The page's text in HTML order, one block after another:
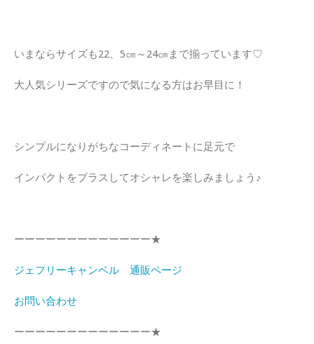
いまならサイズも22、5㎝～24㎝まで揃っています♡
大人気シリーズですので気になる方はお早目に！
シンプルになりがちなコーディネートに足元で
インパクトをプラスしてオシャレを楽しみましょう♪
ーーーーーーーーーーーーー★
ジェフリーキャンベル 通販ページ
お問い合わせ
ーーーーーーーーーーーーー★